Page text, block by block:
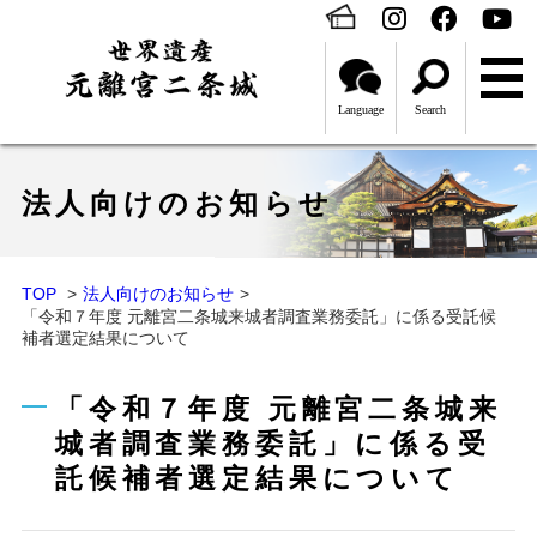
Language Search
法人向けのお知らせ
TOP
法人向けのお知らせ
「令和７年度 元離宮二条城来城者調査業務委託」に係る受託候
補者選定結果について
「令和７年度 元離宮二条城来
城者調査業務委託」に係る受
託候補者選定結果について